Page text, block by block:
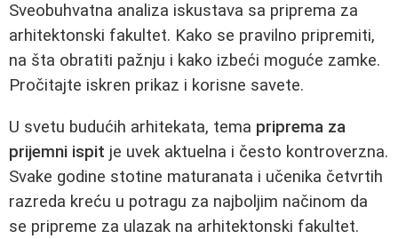
Sveobuhvatna analiza iskustava sa priprema za
arhitektonski fakultet. Kako se pravilno pripremiti,
na šta obratiti pažnju i kako izbeći moguće zamke.
Pročitajte iskren prikaz i korisne savete.
U svetu budućih arhitekata, tema priprema za
prijemni ispit je uvek aktuelna i često kontroverzna.
Svake godine stotine maturanata i učenika četvrtih
razreda kreću u potragu za najboljim načinom da
se pripreme za ulazak na arhitektonski fakultet.